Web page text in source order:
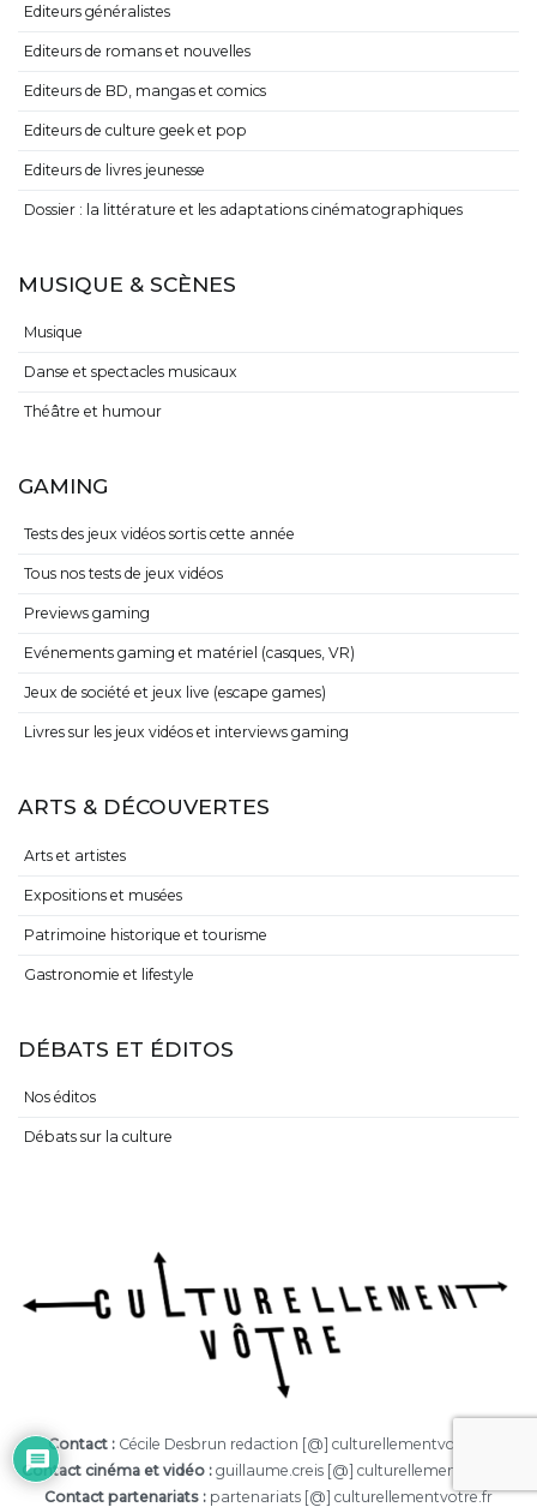
Editeurs généralistes
Editeurs de romans et nouvelles
Editeurs de BD, mangas et comics
Editeurs de culture geek et pop
Editeurs de livres jeunesse
Dossier : la littérature et les adaptations cinématographiques
MUSIQUE & SCÈNES
Musique
Danse et spectacles musicaux
Théâtre et humour
GAMING
Tests des jeux vidéos sortis cette année
Tous nos tests de jeux vidéos
Previews gaming
Evénements gaming et matériel (casques, VR)
Jeux de société et jeux live (escape games)
Livres sur les jeux vidéos et interviews gaming
ARTS & DÉCOUVERTES
Arts et artistes
Expositions et musées
Patrimoine historique et tourisme
Gastronomie et lifestyle
DÉBATS ET ÉDITOS
Nos éditos
Débats sur la culture
Contact :Cécile Desbrun redaction [@] culturellementvotre.fr
Contact cinéma et vidéo : guillaume.creis [@] culturellementvotre.fr
Contact partenariats : partenariats [@] culturellementvotre.fr